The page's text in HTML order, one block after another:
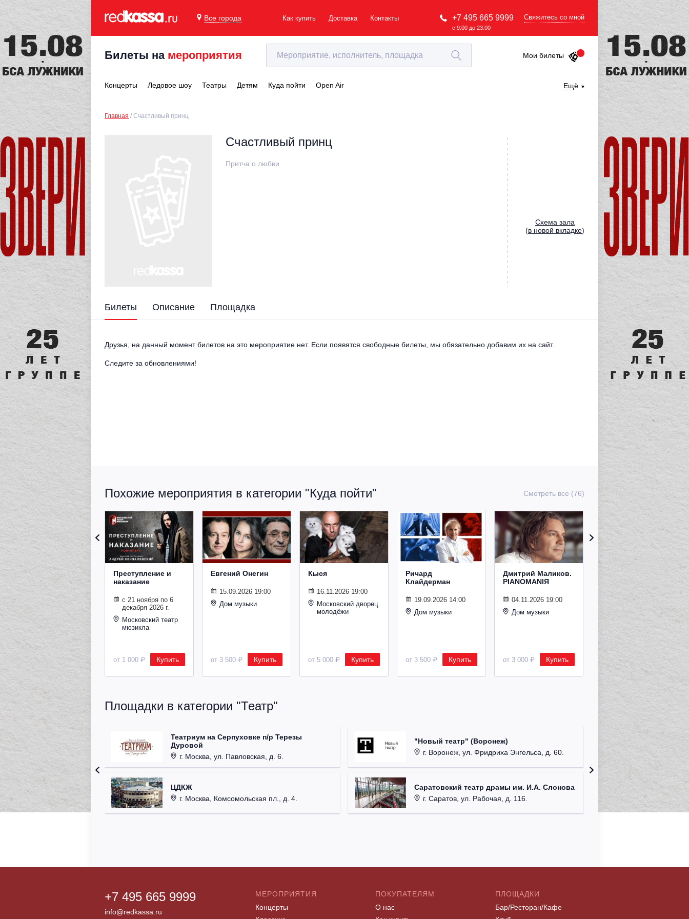
Все города Как купить Доставка Контакты +7 495 665 9999
с 9:00 до 23:00
Свяжитесь со мной
Билеты на мероприятия Мои билеты
Концерты Ледовое шоу Театры Детям Куда пойти Open Air Ещё
Главная Счастливый принц
Счастливый принц
Притча о любви
Cхема зала
(в новой вкладке)
Билеты Описание Площадка
Друзья, на данный момент билетов на это мероприятие нет. Если появятся свободные билеты, мы обязательно добавим их на сайт.
Следите за обновлениями!
Похожие мероприятия в категории "Куда пойти" Смотреть все (76)
Преступление и
наказание
с 21 ноября по 6
декабря 2026 г.
Московский театр
мюзикла
от 1 000 ₽ Купить
Евгений Онегин
15.09.2026 19:00
Дом музыки
от 3 500 ₽ Купить
Кыся
16.11.2026 19:00
Московский дворец
молодёжи
от 5 000 ₽ Купить
Ричард
Клайдерман
19.09.2026 14:00
Дом музыки
от 3 500 ₽ Купить
Дмитрий Маликов.
PIANOMANIЯ
04.11.2026 19:00
Дом музыки
от 3 000 ₽ Купить
Рождественский
концерт
Владимира
Спивакова
24.12.2026 19:00
Дом музыки
от 8 500 ₽ Купить
Площадки в категории "Театр"
Театриум на Серпуховке п/р Терезы
Дуровой
г. Москва, ул. Павловская, д. 6.
ЦДКЖ
г. Москва, Комсомольская пл., д. 4.
"Новый театр" (Воронеж)
г. Воронеж, ул. Фридриха Энгельса, д. 60.
Саратовский театр драмы им. И.А. Слонова
г. Саратов, ул. Рабочая, д. 116.
театр"
г.
ДК им.
г.
+7 495 665 9999
info@redkassa.ru
МЕРОПРИЯТИЯ
Концерты
ПОКУПАТЕЛЯМ
О нас
ПЛОЩАДКИ
Бар/Ресторан/Кафе